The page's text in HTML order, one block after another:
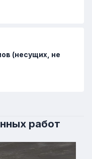
(несущих, не
работ